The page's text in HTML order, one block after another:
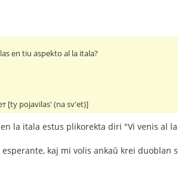
en tiu aspekto al la itala?
[ty pojavilas' (na sv'et)]
la itala estus plikorekta diri "Vi venis al
kaj mi volis ankaŭ krei duoblan